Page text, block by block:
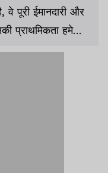
वे पूरी ईमानदारी और
प्राथमिकता हमेशा